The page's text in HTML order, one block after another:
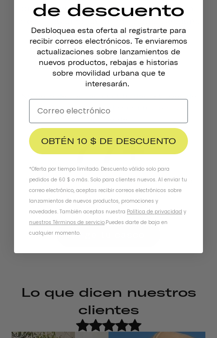
de bicicleta, nuestra fundadora, Gloria,
de ocho años, así es como nos va.
1196+
nuestro programa de sustitución por
77+
Número de cascos sustituidos gracias a
nuestra garantía antirrobo
Elige tu casco
Lo que dicen nuestros
clientes
de descuento
Desbloquea esta oferta al registrarte para
recibir correos electrónicos. Te enviaremos
actualizaciones sobre lanzamientos de
nuevos productos, rebajas e historias
sobre movilidad urbana que te
interesarán.
OBTÉN 10 $ DE DESCUENTO
*Oferta por tiempo limitado. Descuento válido solo para
pedidos de 60 $ o más. Solo para clientes nuevos. Al enviar tu
correo electrónico, aceptas recibir correos electrónicos sobre
lanzamientos de nuevos productos, promociones y
novedades. También aceptas nuestra Política de privacidad y
nuestros Términos de servicio.Puedes darte de baja en
cualquier momento.